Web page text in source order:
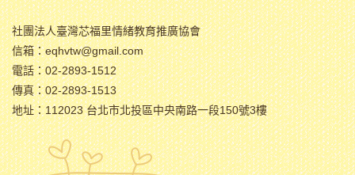
社團法人臺灣芯福里情緒教育推廣協會
信箱：eqhvtw@gmail.com
電話：02-2893-1512
傳真：02-2893-1513
地址：112023 台北市北投區中央南路一段150號3樓